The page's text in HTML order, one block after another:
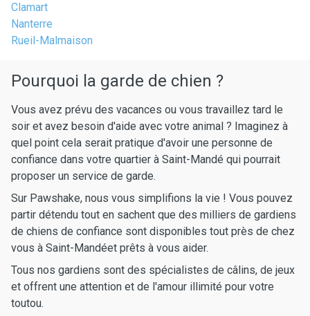
Clamart
Nanterre
Rueil-Malmaison
Pourquoi la garde de chien ?
Vous avez prévu des vacances ou vous travaillez tard le
soir et avez besoin d'aide avec votre animal ? Imaginez à
quel point cela serait pratique d'avoir une personne de
confiance dans votre quartier à Saint-Mandé qui pourrait
proposer un service de garde.
Sur Pawshake, nous vous simplifions la vie ! Vous pouvez
partir détendu tout en sachent que des milliers de gardiens
de chiens de confiance sont disponibles tout près de chez
vous à Saint-Mandéet prêts à vous aider.
Tous nos gardiens sont des spécialistes de câlins, de jeux
et offrent une attention et de l'amour illimité pour votre
toutou.